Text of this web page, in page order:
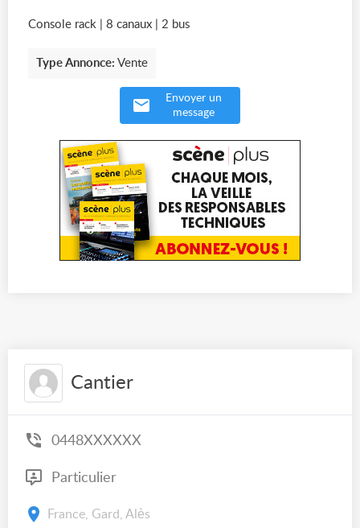
Console rack | 8 canaux | 2 bus
Type Annonce: Vente
Envoyer un
message
Cantier
0448XXXXXX
Particulier
France, Gard, Alès